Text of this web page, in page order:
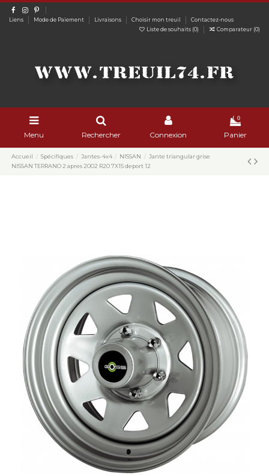
Liens Mode de Paiement Livraisons Choisir mon treuil
Contactez-nous
Liste de souhaits (0) Comparateur (0)
Menu Rechercher Connexion
0
Panier
Accueil Spécifiques Jantes-4x4 NISSAN
Jante triangular grise
NISSAN TERRANO 2 apres 2002 R20 7X15 deport 12